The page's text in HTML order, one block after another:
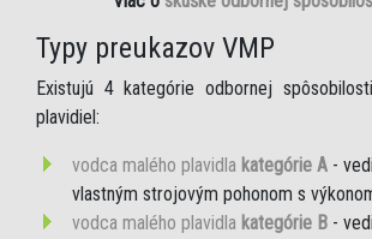
Typy preukazov VMP
Existujú 4 kategórie odbornej
plavidiel:
vodca malého plavidla kategórie A -
vlastným strojovým pohonom s
vodca malého plavidla kategórie B -